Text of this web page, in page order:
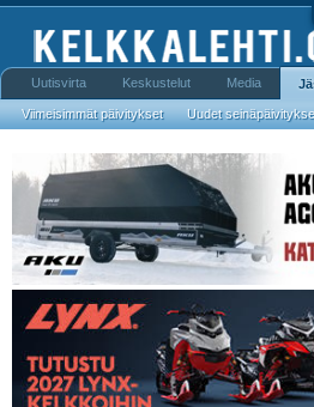
Uutisvirta Keskustelut Media
Viimeisimmät päivitykset Uudet